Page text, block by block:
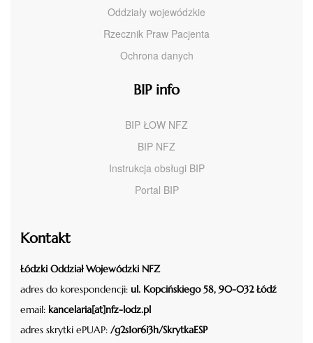
Oddziały wojewódzkie
Rzecznik Praw Pacjenta
Ochrona danych
BIP info
BIP ŁOW NFZ
BIP NFZ
Instrukcja obsługi BIP
Portal BIP
Kontakt
Łódzki Oddział Wojewódzki NFZ
adres do korespondencji: ul. Kopcińskiego 58, 90-032 Łódź
email: kancelaria[at]nfz-lodz.pl
adres skrytki ePUAP: /g2s1or6i3h/SkrytkaESP